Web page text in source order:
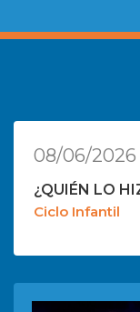
08/06/2026
¿QUIÉN LO
Ciclo Infantil